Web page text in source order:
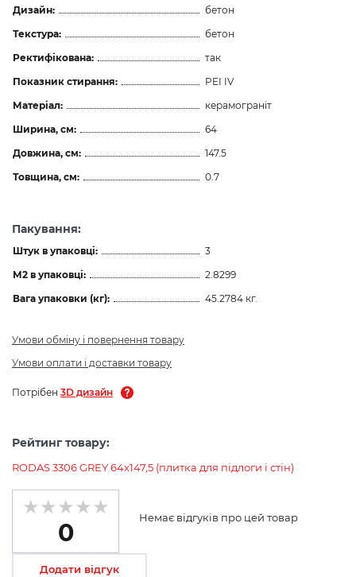
Дизайн:
бетон
Текстура:
бетон
Ректифікована:
так
Показник стирання:
PEI IV
Матеріал:
керамограніт
Ширина, см:
64
Довжина, см:
147.5
Товщина, см:
0.7
Пакування:
Штук в упаковці:
3
М2 в упаковці:
2.8299
Вага упаковки (кг):
45.2784 кг.
Умови обміну і повернення товару
Умови оплати і доставки товару
Потрібен 3D дизайн
Рейтинг товару:
RODAS 3306 GREY 64x147,5 (плитка для підлоги і стін)
0
Немає відгуків про цей товар
Додати відгук